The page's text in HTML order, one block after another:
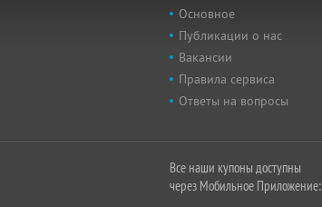
Основное
Публикации о нас
Вакансии
Правила сервиса
Ответы на вопросы
Все наши купоны доступны
через Мобильное Приложение: